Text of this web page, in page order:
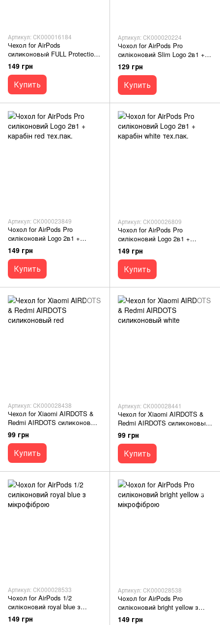
Артикул: СК000016184
Чехол for AirPods
силиконовый FULL Protection
Box color
149 грн
Купить
Артикул: СК000020224
Чохол for AirPods Pro
силіконовий Slim Logo 2в1 +
карабін light purple тех.пак.
129 грн
Купить
Артикул: СК000023849
Чохол for AirPods Pro
силіконовий Logo 2в1 +
карабін red тех.пак.
149 грн
Купить
Артикул: СК000026809
Чохол for AirPods Pro
силіконовий Logo 2в1 +
карабін white тех.пак.
149 грн
Купить
Артикул: СК000028438
Чехол for Xiaomi AIRDOTS &
Redmi AIRDOTS силиконовый
red
99 грн
Купить
Артикул: СК000028441
Чехол for Xiaomi AIRDOTS &
Redmi AIRDOTS силиконовый
white
99 грн
Купить
Артикул: СК000028533
Чохол for AirPods 1/2
силіконовий royal blue з
мікрофіброю
149 грн
Артикул: СК000028538
Чохол for AirPods Pro
силіконовий bright yellow з
мікрофіброю
149 грн